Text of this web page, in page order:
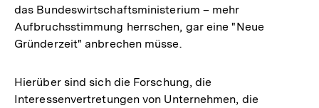
das Bundeswirtschaftsministerium – mehr
Aufbruchsstimmung herrschen, gar eine "Neue
Gründerzeit" anbrechen müsse.
Hierüber sind sich die Forschung, die
Interessenvertretungen von Unternehmen, die